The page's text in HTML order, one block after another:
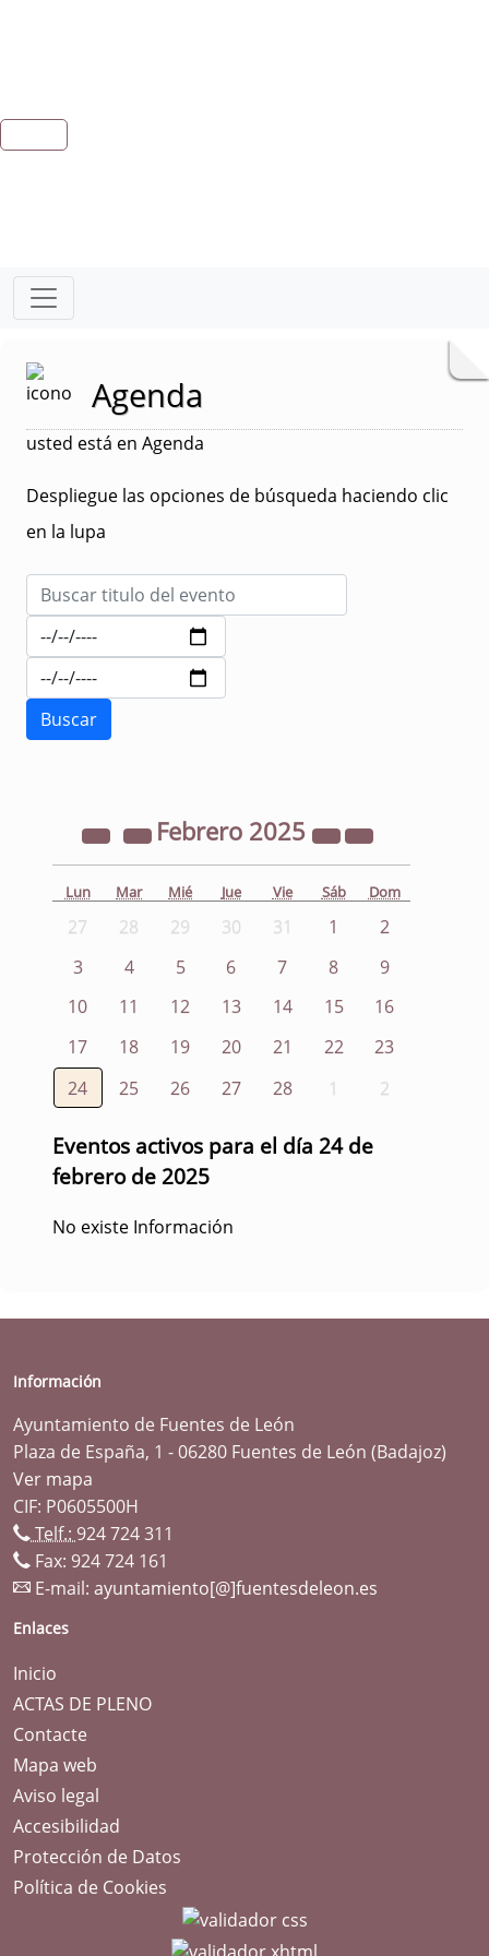
Agenda
usted está en Agenda
Despliegue las opciones de búsqueda haciendo clic
en la lupa
Febrero 2025
Lun Mar Mié Jue Vie Sáb Dom
27 28 29 30 31 1
2
3
4 5 6 7 8
9
10
11 12 13 14 15
16
17
18 19 20 21 22
23
24
25 26 27 28 1 2
Eventos activos para el día 24 de
febrero de 2025
No existe Información
Información
Ayuntamiento de Fuentes de León
Plaza de España, 1 - 06280 Fuentes de León (Badajoz)
Ver mapa
CIF: P0605500H
Telf.: 924 724 311
Fax: 924 724 161
E-mail: ayuntamiento[@]fuentesdeleon.es
Enlaces
Inicio
ACTAS DE PLENO
Contacte
Mapa web
Aviso legal
Accesibilidad
Protección de Datos
Política de Cookies